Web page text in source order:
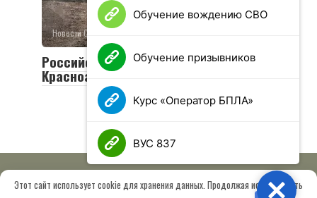
Новости СВО
Российская армия освободила
Красноармейск и Волчанск
Этот сайт использует cookie для хранения данных. Продолжая использовать
Обучение вождению СВО
Обучение призывников
Курс «Оператор БПЛА»
ВУС 837
Close